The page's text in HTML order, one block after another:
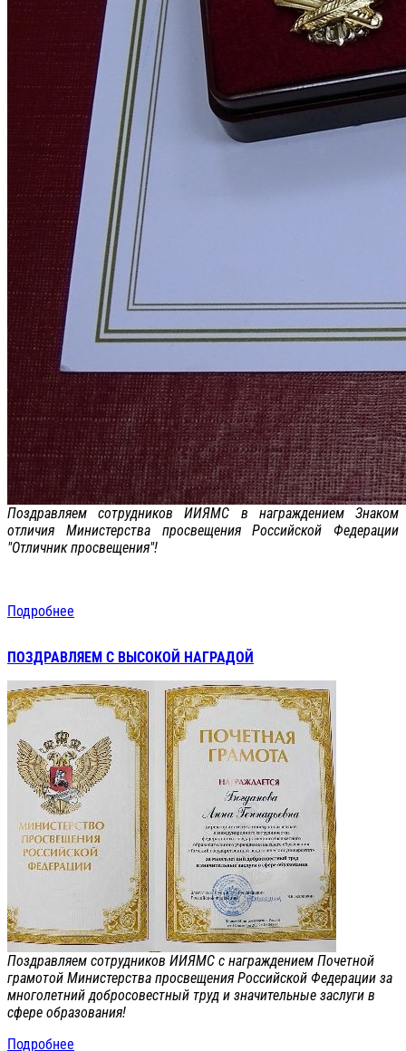
Поздравляем сотрудников ИИЯМС в награждением Знаком
отличия Министерства просвещения Российской Федерации
"Отличник просвещения"!
Подробнее
ПОЗДРАВЛЯЕМ С ВЫСОКОЙ НАГРАДОЙ
Поздравляем сотрудников ИИЯМС с награждением Почетной
грамотой Министерства просвещения Российской Федерации за
многолетний добросовестный труд и значительные заслуги в
сфере образования!
Подробнее